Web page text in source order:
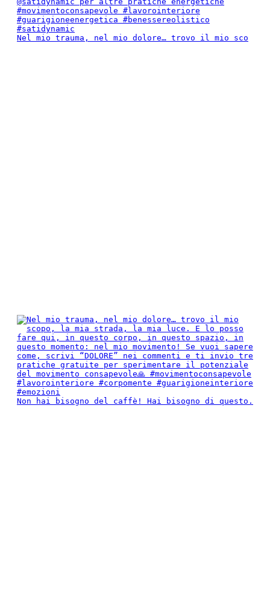
Nel mio trauma, nel mio dolore… trovo il mio sco
Non hai bisogno del caffè! Hai bisogno di questo.